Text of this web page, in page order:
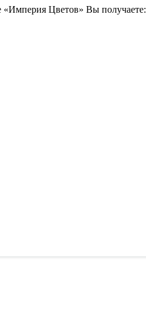
«Империя Цветов» Вы получаете: